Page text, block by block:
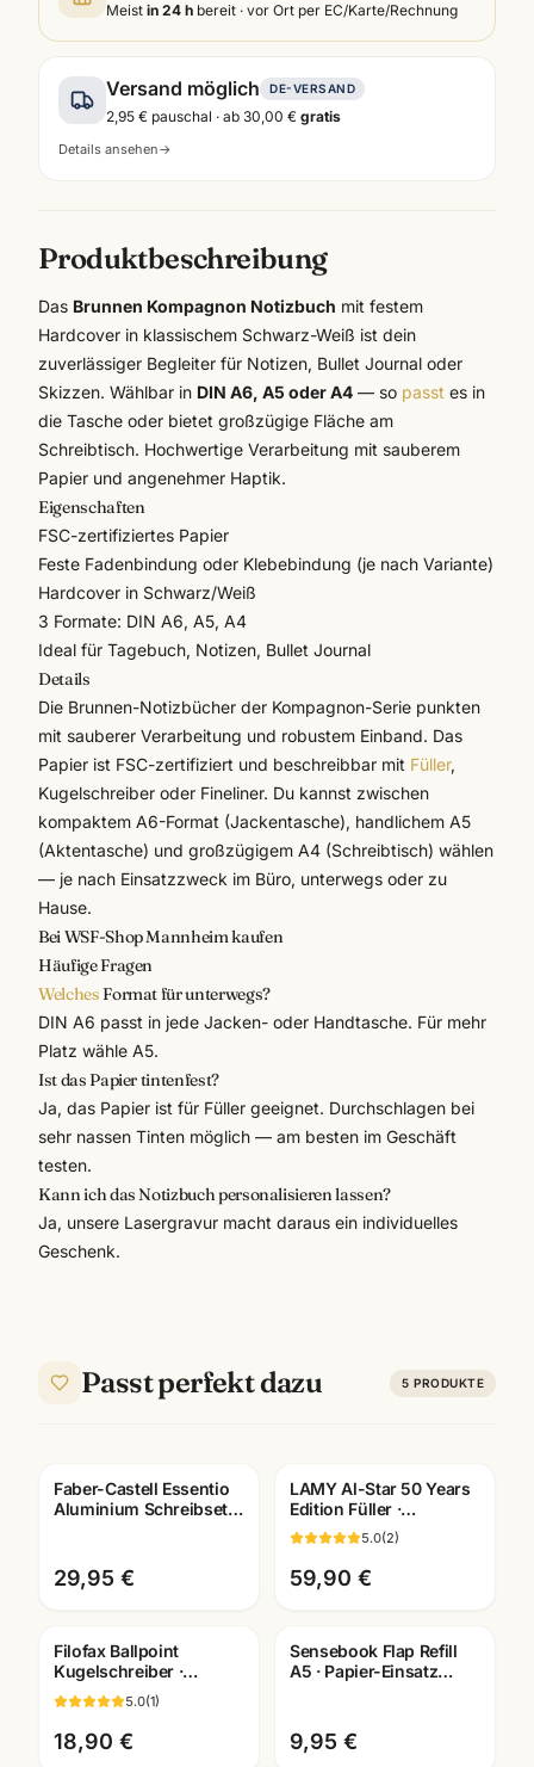
Meist in 24 h bereit · vor Ort per EC/Karte/Rechnung
Versand möglich DE-VERSAND
2,95 € pauschal · ab 30,00 € gratis
Details ansehen→
Produktbeschreibung
Das Brunnen Kompagnon Notizbuch mit festem
Hardcover in klassischem Schwarz-Weiß ist dein
zuverlässiger Begleiter für Notizen, Bullet Journal oder
Skizzen. Wählbar in DIN A6, A5 oder A4 — so passt es in
die Tasche oder bietet großzügige Fläche am
Schreibtisch. Hochwertige Verarbeitung mit sauberem
Papier und angenehmer Haptik.
Eigenschaften
FSC-zertifiziertes Papier
Feste Fadenbindung oder Klebebindung (je nach Variante)
Hardcover in Schwarz/Weiß
3 Formate: DIN A6, A5, A4
Ideal für Tagebuch, Notizen, Bullet Journal
Details
Die Brunnen-Notizbücher der Kompagnon-Serie punkten
mit sauberer Verarbeitung und robustem Einband. Das
Papier ist FSC-zertifiziert und beschreibbar mit Füller,
Kugelschreiber oder Fineliner. Du kannst zwischen
kompaktem A6-Format (Jackentasche), handlichem A5
(Aktentasche) und großzügigem A4 (Schreibtisch) wählen
— je nach Einsatzzweck im Büro, unterwegs oder zu
Hause.
Bei WSF-Shop Mannheim kaufen
Häufige Fragen
Welches Format für unterwegs?
DIN A6 passt in jede Jacken- oder Handtasche. Für mehr
Platz wähle A5.
Ist das Papier tintenfest?
Ja, das Papier ist für Füller geeignet. Durchschlagen bei
sehr nassen Tinten möglich — am besten im Geschäft
testen.
Kann ich das Notizbuch personalisieren lassen?
Ja, unsere Lasergravur macht daraus ein individuelles
Geschenk.
Passt perfekt dazu 5 PRODUKTE
Faber-Castell Essentio
Aluminium Schreibset ·
29,95 €
Gravur
LAMY Al-Star 50 Years
Edition Füller ·
Jubilaeumsmodell ·
ideal für Schule
5.0(2)
59,90 €
Filofax Ballpoint
Kugelschreiber ·
verschiedene Motive ·
Schreibgeräte
Mannheim
5.0(1)
18,90 €
Sensebook Flap Refill
A5 · Papier-Einsatz
9,95 €